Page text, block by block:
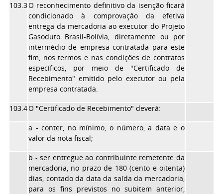
103.3O reconhecimento definitivo da isenção ficará
condicionado à comprovação da efetiva
entrega da mercadoria ao executor do Projeto
Gasoduto Brasil-Bolívia, diretamente ou por
intermédio de empresa contratada para este
fim, nos termos e nas condições de contratos
específicos, por meio de "Certificado de
Recebimento" emitido pelo executor ou pela
empresa contratada.
103.4O "Certificado de Recebimento" deverá:
a - conter, no mínimo, o número, a data e o
valor da nota fiscal;
b - ser entregue ao contribuinte remetente da
mercadoria, no prazo de 180 (cento e oitenta)
dias, contado da data da saída da mercadoria,
para os fins previstos no subitem anterior,